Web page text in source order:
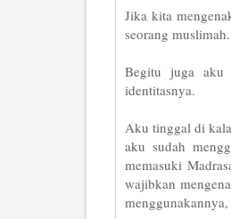
Jika kita
seorang muslimah.
Begitu juga aku
identitasnya.
Aku tinggal di
aku sudah
memasuki
wajibkan